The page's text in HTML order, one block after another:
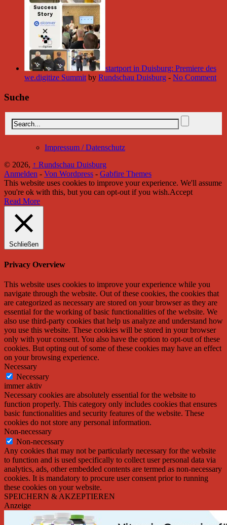
startport in Duisburg: Premiere des
we.digitize Summit by Rundschau Duisburg - No Comment
Suche
Impressum / Datenschutz
© 2026, ↑ Rundschau Duisburg
Anmelden - Von Wordpress - Gabfire Themes
This website uses cookies to improve your experience. We'll assume
you're ok with this, but you can opt-out if you wish.Accept
Read More
Schließen
Privacy Overview
This website uses cookies to improve your experience while you
navigate through the website. Out of these cookies, the cookies that
are categorized as necessary are stored on your browser as they are
essential for the working of basic functionalities of the website. We
also use third-party cookies that help us analyze and understand how
you use this website. These cookies will be stored in your browser
only with your consent. You also have the option to opt-out of these
cookies. But opting out of some of these cookies may have an effect
on your browsing experience.
Necessary
Necessary
immer aktiv
Necessary cookies are absolutely essential for the website to
function properly. This category only includes cookies that ensures
basic functionalities and security features of the website. These
cookies do not store any personal information.
Non-necessary
Non-necessary
Any cookies that may not be particularly necessary for the website
to function and is used specifically to collect user personal data via
analytics, ads, other embedded contents are termed as non-necessary
cookies. It is mandatory to procure user consent prior to running
these cookies on your website.
SPEICHERN & AKZEPTIEREN
Anzeige